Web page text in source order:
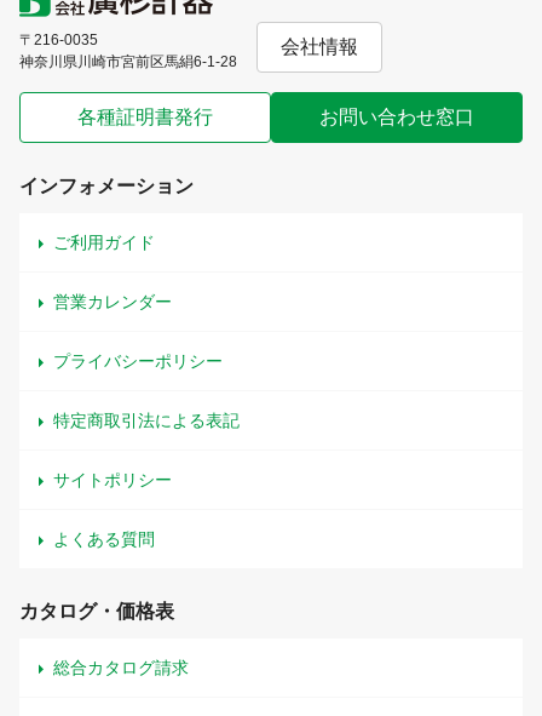
〒216-0035
神奈川県川崎市宮前区馬絹6-1-28
会社情報
各種証明書発行 お問い合わせ窓口
インフォメーション
ご利用ガイド
営業カレンダー
プライバシーポリシー
特定商取引法による表記
サイトポリシー
よくある質問
カタログ・価格表
総合カタログ請求